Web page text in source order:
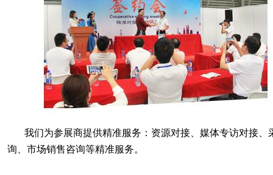
我们为参展商提供精准服务：资源对接、媒体专访对接、
询、市场销售咨询等精准服务。